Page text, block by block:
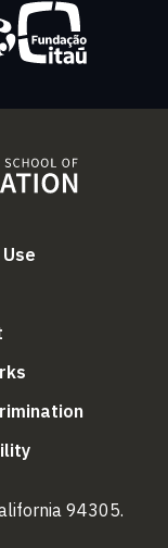
is external)
(link is external)
94305.